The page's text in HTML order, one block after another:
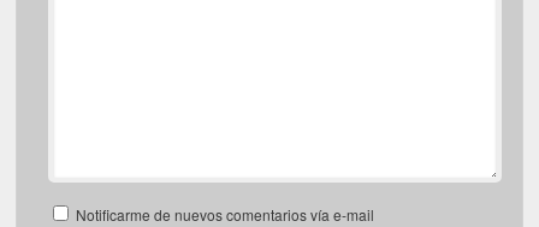
Notificarme de nuevos comentarios vía e-mail